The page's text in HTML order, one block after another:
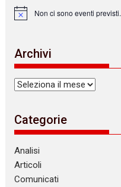
N
c
e
Non ci sono eventi previsti.
Archivi
Archivi
Categorie
Analisi
Articoli
Comunicati